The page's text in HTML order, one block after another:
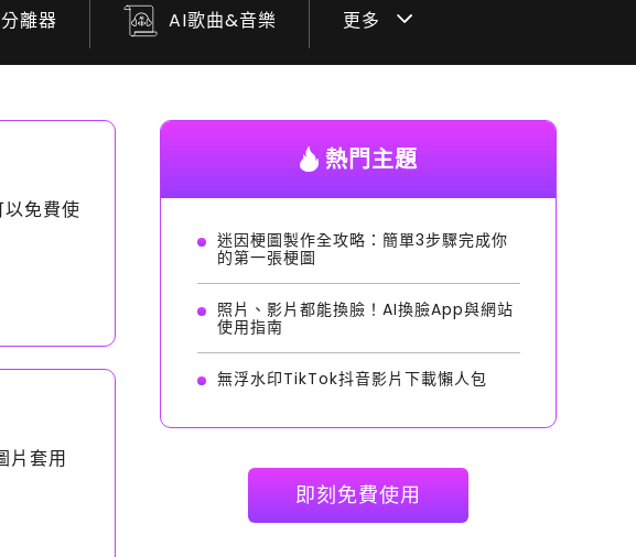
離器 AI歌曲&音樂 更多
免費使
片套用
熱門主題
迷因梗圖製作全攻略：簡單3步驟完成你
的第一張梗圖
照片、影片都能換臉！AI換臉App與網站
使用指南
無浮水印TikTok抖音影片下載懶人包
即刻免費使用